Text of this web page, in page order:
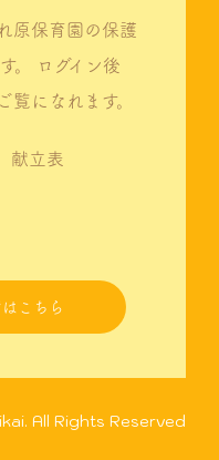
原保育園の保護
。
ログイン後
になれます。
献立表
こちら
All Rights Reserved